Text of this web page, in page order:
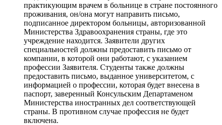
практикующим врачем в больнице в стране постоянного
проживания, он/она могут направить письмо,
подписанное директором больницы, авторизованной
Министерства Здравоохранения страны, где это
учреждение находится. Заявители других
специальностей должны предоставить письмо от
компании, в которой они работают, с указанием
профессии Заявителя. Студенты также должны
предоставить письмо, выданное университетом, с
информацией о профессии, которая будет внесена в
паспорт, заверенный Консульским Департаменом
Министерства иностранных дел соответствующей
страны. В противном случае профессия не будет
включена.